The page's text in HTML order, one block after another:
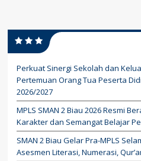
Perkuat Sinergi Sekolah dan
Pertemuan Orang Tua Peserta
2026/2027
MPLS SMAN 2 Biau 2026 Resmi
Karakter dan Semangat Belajar
SMAN 2 Biau Gelar Pra-MPLS
Asesmen Literasi, Numerasi,